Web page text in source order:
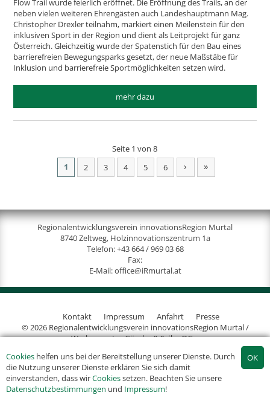
Cookies helfen uns bei der Bereitstellung unserer Dienste. Durch
die Nutzung unserer Dienste erklären Sie sich damit
einverstanden, dass wirCookiessetzen. Beachten Sie unsere
Datenschutzbestimmungen und Impressum!
Flow Trail wurde feierlich eröffnet. Die Eröffnung des Trails, an der
neben vielen weiteren Ehrengästen auch Landeshauptmann Mag.
Christopher Drexler teilnahm, markiert einen Meilenstein für den
inklusiven Sport in der Region und dient als Leitprojekt für ganz
Österreich. Gleichzeitig wurde der Spatenstich für den Bau eines
barrierefreien Bewegungsparks gesetzt, der neue Maßstäbe für
Inklusion und barrierefreie Sportmöglichkeiten setzen wird.
mehr dazu
Seite 1 von 8
1
2 3 4 5 6 › »
Regionalentwicklungsverein innovationsRegion Murtal
8740 Zeltweg, Holzinnovationszentrum 1a
Telefon:+43 664 / 969 03 68
Fax:
E-Mail:office@iRmurtal.at
Kontakt Impressum Anfahrt
Presse
© 2026 Regionalentwicklungsverein innovationsRegion Murtal /
Werbeagentur Gössler & Sailer OG